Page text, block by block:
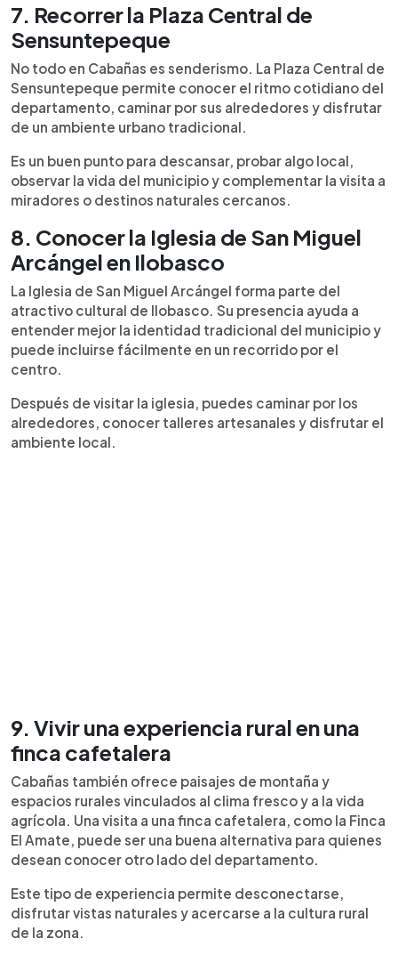
7. Recorrer la Plaza Central de
Sensuntepeque
No todo en Cabañas es senderismo. La Plaza Central de
Sensuntepeque permite conocer el ritmo cotidiano del
departamento, caminar por sus alrededores y disfrutar
de un ambiente urbano tradicional.
Es un buen punto para descansar, probar algo local,
observar la vida del municipio y complementar la visita a
miradores o destinos naturales cercanos.
8. Conocer la Iglesia de San Miguel
Arcángel en Ilobasco
La Iglesia de San Miguel Arcángel forma parte del
atractivo cultural de Ilobasco. Su presencia ayuda a
entender mejor la identidad tradicional del municipio y
puede incluirse fácilmente en un recorrido por el
centro.
Después de visitar la iglesia, puedes caminar por los
alrededores, conocer talleres artesanales y disfrutar el
ambiente local.
9. Vivir una experiencia rural en una
finca cafetalera
Cabañas también ofrece paisajes de montaña y
espacios rurales vinculados al clima fresco y a la vida
agrícola. Una visita a una finca cafetalera, como la Finca
El Amate, puede ser una buena alternativa para quienes
desean conocer otro lado del departamento.
Este tipo de experiencia permite desconectarse,
disfrutar vistas naturales y acercarse a la cultura rural
de la zona.